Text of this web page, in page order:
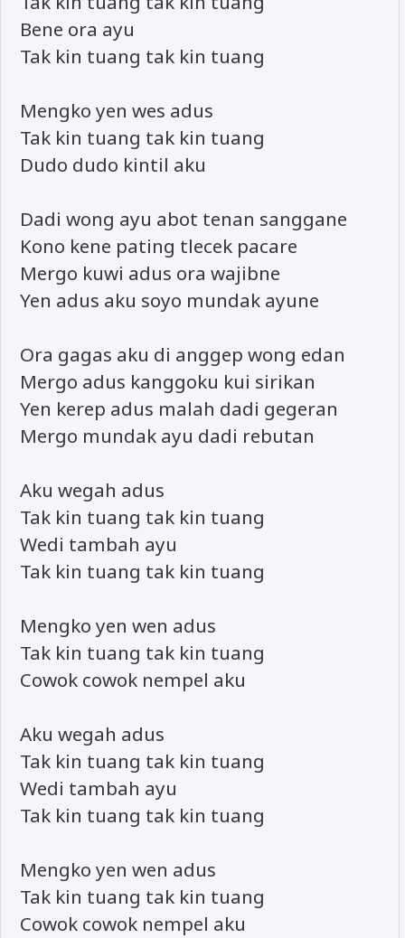
Bene ora ayu
Tak kin tuang tak kin tuang
Mengko yen wes adus
Tak kin tuang tak kin tuang
Dudo dudo kintil aku
Dadi wong ayu abot tenan sanggane
Kono kene pating tlecek pacare
Mergo kuwi adus ora wajibne
Yen adus aku soyo mundak ayune
Ora gagas aku di anggep wong edan
Mergo adus kanggoku kui sirikan
Yen kerep adus malah dadi gegeran
Mergo mundak ayu dadi rebutan
Aku wegah adus
Tak kin tuang tak kin tuang
Wedi tambah ayu
Tak kin tuang tak kin tuang
Mengko yen wen adus
Tak kin tuang tak kin tuang
Cowok cowok nempel aku
Aku wegah adus
Tak kin tuang tak kin tuang
Wedi tambah ayu
Tak kin tuang tak kin tuang
Mengko yen wen adus
Tak kin tuang tak kin tuang
Cowok cowok nempel aku